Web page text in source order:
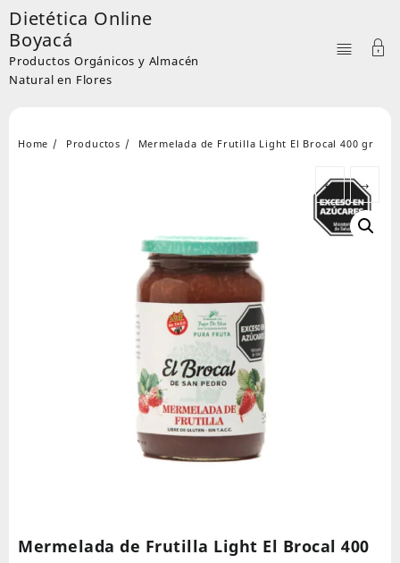
Skip
to
content
Dietética Online
Boyacá
Productos Orgánicos y Almacén
Natural en Flores
Home Productos Mermelada de Frutilla Light El Brocal 400 gr
← →
Mermelada de Frutilla Light El Brocal 400